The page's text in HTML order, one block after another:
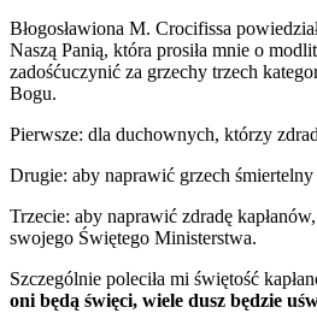
Błogosławiona M. Crocifissa
Naszą Panią, która prosiła mnie o
zadośćuczynić za grzechy trzech
Bogu.
Pierwsze: dla duchownych, którzy
Drugie: aby naprawić grzech śmiertelny
Trzecie: aby naprawić zdradę
swojego Świętego Ministerstwa.
Szczególnie poleciła mi świętość
oni będą święci, wiele dusz będzie